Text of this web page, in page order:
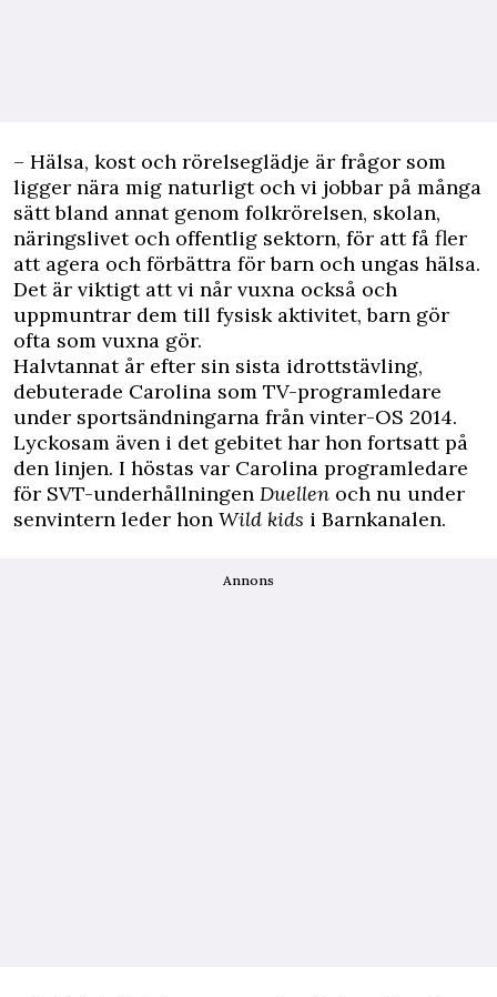
– Hälsa, kost och rörelseglädje är frågor som
ligger nära mig naturligt och vi jobbar på många
sätt bland annat genom folkrörelsen, skolan,
näringslivet och offentlig sektorn, för att få fler
att agera och förbättra för barn och ungas hälsa.
Det är viktigt att vi når vuxna också och
uppmuntrar dem till fysisk aktivitet, barn gör
ofta som vuxna gör.
Halvtannat år efter sin sista idrottstävling,
debuterade Carolina som TV-programledare
under sportsändningarna från vinter-OS 2014.
Lyckosam även i det gebitet har hon fortsatt på
den linjen. I höstas var Carolina programledare
för SVT-underhållningen Duellen och nu under
senvintern leder hon Wild kids i Barnkanalen.
Annons